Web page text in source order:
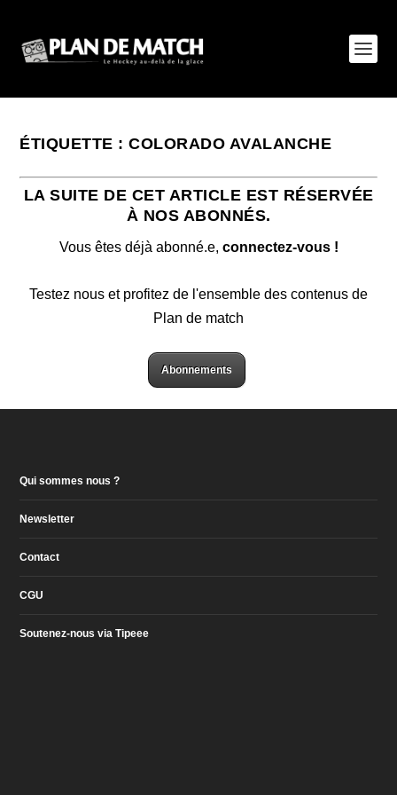
ÉTIQUETTE :COLORADO AVALANCHE
LA SUITE DE CET ARTICLE EST RÉSERVÉE
À NOS ABONNÉS.
Vous êtes déjà abonné.e, connectez-vous !
Testez nous et profitez de l'ensemble des contenus de
Plan de match
Abonnements
Qui sommes nous ?
Newsletter
Contact
CGU
Soutenez-nous via Tipeee